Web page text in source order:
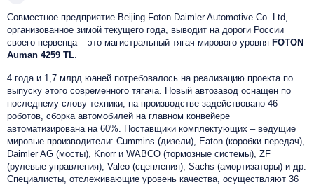
Совместное предприятие Beijing Foton Daimler Automotive Co. Ltd,
организованное зимой текущего года, выводит на дороги России
своего первенца – это магистральный тягач мирового уровня FOTON
Auman 4259 TL
4 года и 1,7 млрд юаней потребовалось на реализацию проекта по
выпуску этого современного тягача. Новый автозавод оснащен по
последнему слову техники, на производстве задействовано 46
роботов, сборка автомобилей на главном конвейере
автоматизирована на 60%. Поставщики комплектующих – ведущие
мировые производители: Cummins (дизели), Eaton (коробки передач),
Daimler AG (мосты), Knorr и WABCO (тормозные системы), ZF
(рулевые управления), Valeo (сцепления), Sachs (амортизаторы) и др.
Специалисты, отслеживающие уровень качества, осуществляют 36